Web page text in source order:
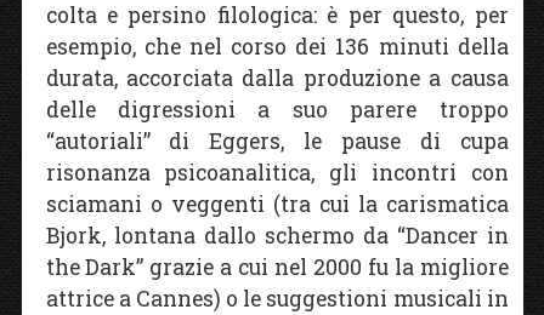
colta e persino filologica: è per questo, per
esempio, che nel corso dei 136 minuti della
durata, accorciata dalla produzione a causa
delle digressioni a suo parere troppo
“autoriali” di Eggers, le pause di cupa
risonanza psicoanalitica, gli incontri con
sciamani o veggenti (tra cui la carismatica
Bjork, lontana dallo schermo da “Dancer in
the Dark” grazie a cui nel 2000 fu la migliore
attrice a Cannes) o le suggestioni musicali in